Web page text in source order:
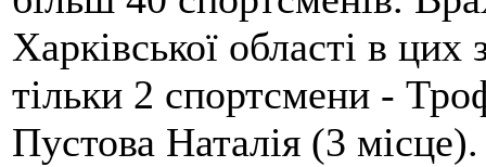
Харківської області в
тільки 2 спортсмени -
Пустова Наталія (3 місце).